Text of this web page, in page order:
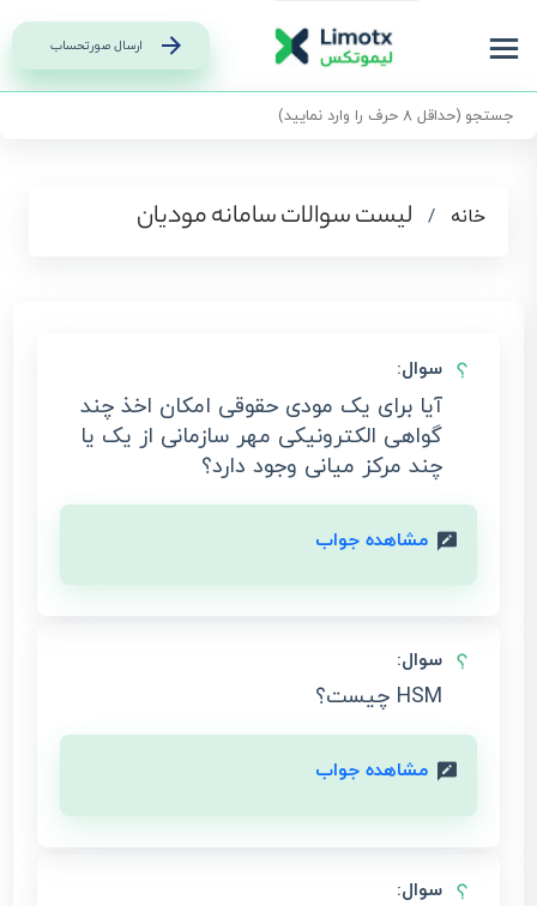
ارسال صورتحساب
خانه / لیست سوالات سامانه مودیان
سوال:
آیا برای یک مودی حقوقی امکان اخذ چند
گواهی الکترونیکی مهر سازمانی از یک یا
چند مرکز میانی وجود دارد؟
مشاهده جواب
سوال:
HSM چیست؟
مشاهده جواب
سوال: